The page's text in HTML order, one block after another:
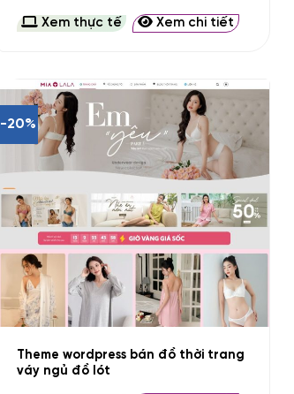
Xem thực tế Xem chi tiết
-20%
+
Theme wordpress bán đồ thời trang
váy ngủ đồ lót